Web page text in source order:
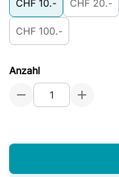
CHF 10.- CHF 20.-
CHF 100.-
Anzahl